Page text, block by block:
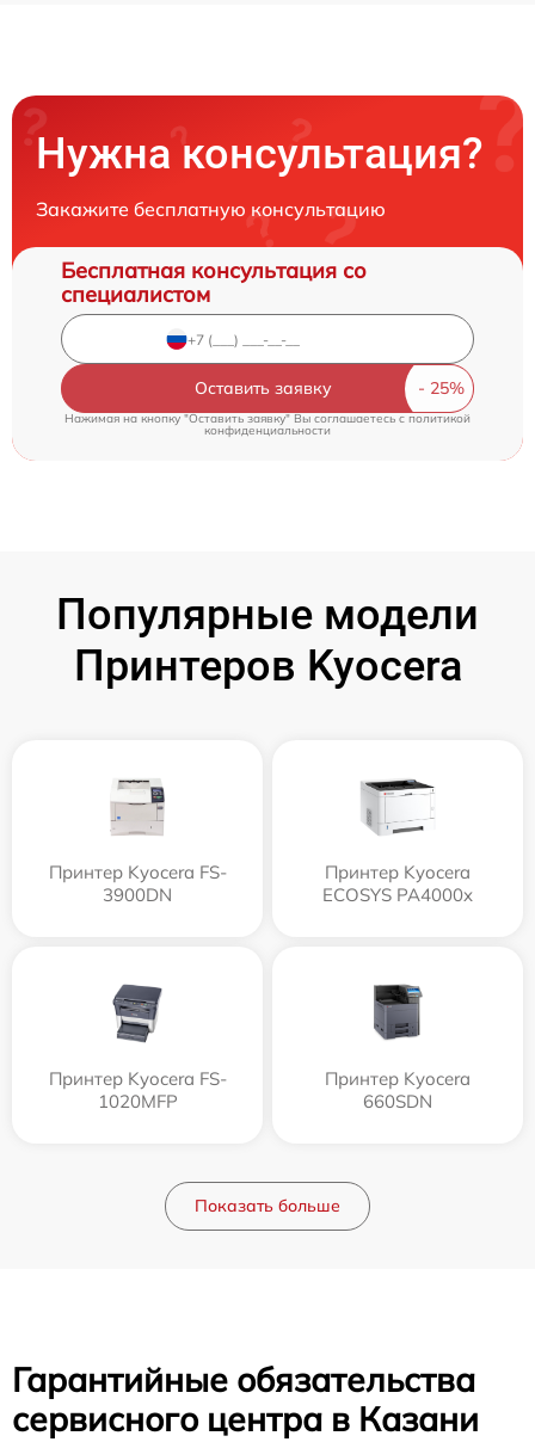
Нужна консультация?
Закажите бесплатную консультацию
Бесплатная консультация со
специалистом
Оставить заявку
Нажимая на кнопку "Оставить заявку" Вы соглашаетесь c политикой
конфиденциальности
Популярные модели
Принтеров Kyocera
Принтер Kyocera FS-
3900DN
Принтер Kyocera
ECOSYS PA4000x
Принтер Kyocera FS-
1020MFP
Принтер Kyocera
660SDN
Показать больше
Гарантийные обязательства
сервисного центра в Казани